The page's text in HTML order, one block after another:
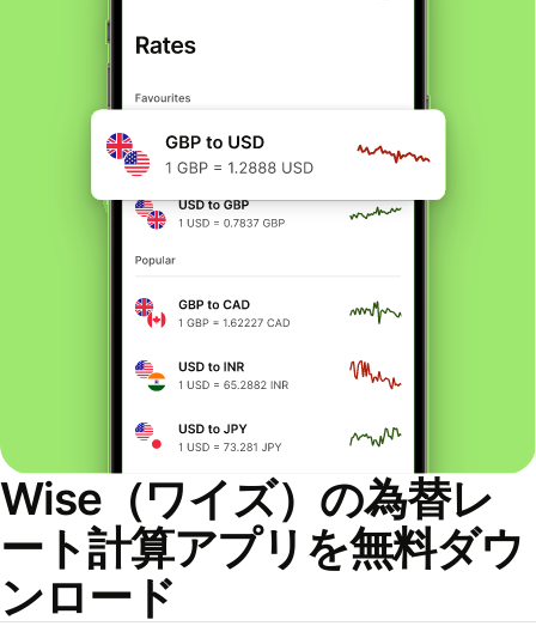
Wise（ワイズ）の為替レ
ート計算アプリを無料ダウ
ンロード